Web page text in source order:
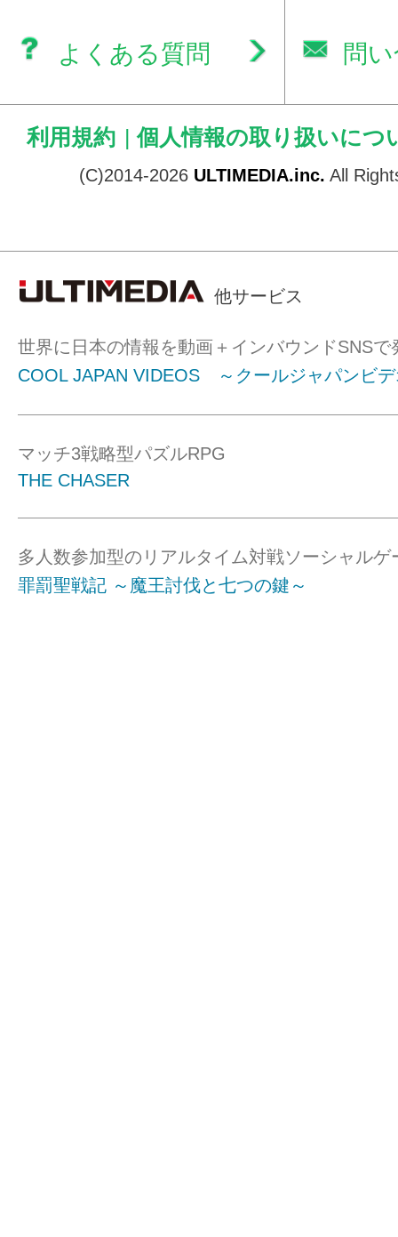
よくある質問 問
利用規約 | 個人情報の取り扱いにつ
(C)2014-2026 ULTIMEDIA.inc. All
他サービス
世界に日本の情報を動画＋インバウンドSNSで
COOL JAPAN VIDEOS ～クールジャパンビ
マッチ3戦略型パズルRPG
THE CHASER
多人数参加型のリアルタイム対戦ソーシャルゲ
罪罰聖戦記 ～魔王討伐と七つの鍵～